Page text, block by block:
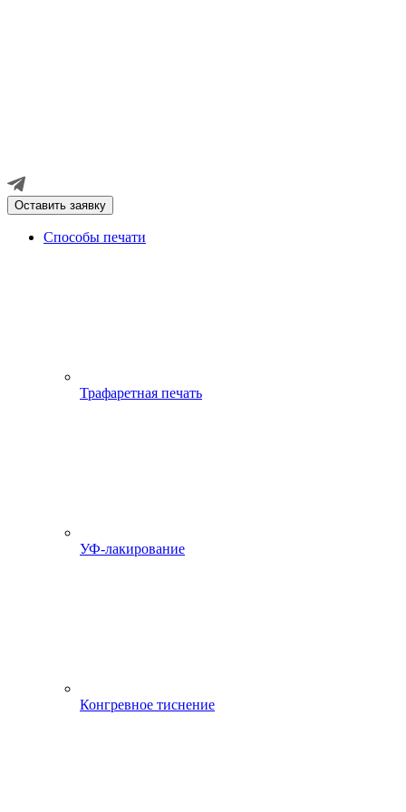
Оставить заявку
Способы печати
Трафаретная печать
УФ-лакирование
Конгревное тиснение